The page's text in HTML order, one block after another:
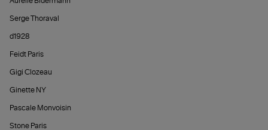
Serge Thoraval
d1928
Feidt Paris
Gigi Clozeau
Ginette NY
Pascale Monvoisin
Stone Paris